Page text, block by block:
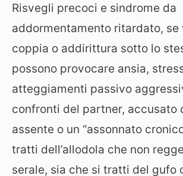
Risvegli precoci e sindrome da
addormentamento ritardato, se
coppia o addirittura sotto lo
possono provocare ansia,
atteggiamenti passivo
confronti del partner, accusato
assente o un “assonnato
tratti dell’allodola che non
serale, sia che si tratti del gufo